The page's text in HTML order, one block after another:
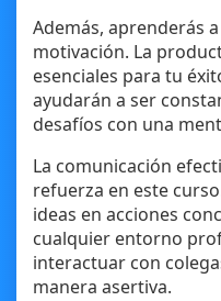
Además, aprenderás
motivación. La
esenciales para tu
ayudarán a ser
desafíos con una
La comunicación
refuerza en este
ideas en acciones
cualquier entorno
interactuar con
manera asertiva.